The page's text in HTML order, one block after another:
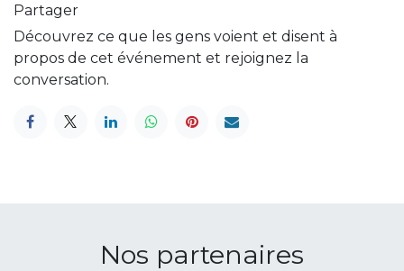
Partager
Découvrez ce que les gens voient et disent à
propos de cet événement et rejoignez la
conversation.
Nos partenaires